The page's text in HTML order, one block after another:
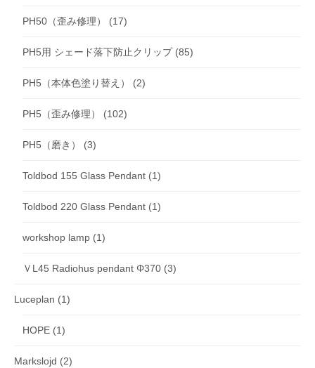
PH50（歪み修理） (17)
PH5用 シェード落下防止クリップ(85)
PH5（本体色塗り替え） (2)
PH5（歪み修理） (102)
PH5（磨き） (3)
Toldbod 155 Glass Pendant (1)
Toldbod 220 Glass Pendant (1)
workshop lamp (1)
ＶL45 Radiohus pendant Φ370 (3)
Luceplan (1)
HOPE (1)
Markslojd (2)